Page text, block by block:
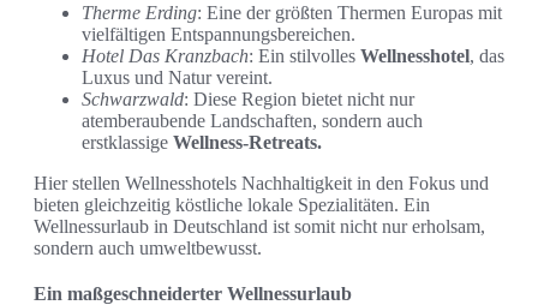
Therme Erding: Eine der größten Thermen Europas mit
vielfältigen Entspannungsbereichen.
Hotel Das Kranzbach: Ein stilvolles Wellnesshotel, das
Luxus und Natur vereint.
Schwarzwald: Diese Region bietet nicht nur
atemberaubende Landschaften, sondern auch
erstklassige Wellness-Retreats.
Hier stellen Wellnesshotels Nachhaltigkeit in den Fokus und
bieten gleichzeitig köstliche lokale Spezialitäten. Ein
Wellnessurlaub in Deutschland ist somit nicht nur erholsam,
sondern auch umweltbewusst.
Ein maßgeschneiderter Wellnessurlaub